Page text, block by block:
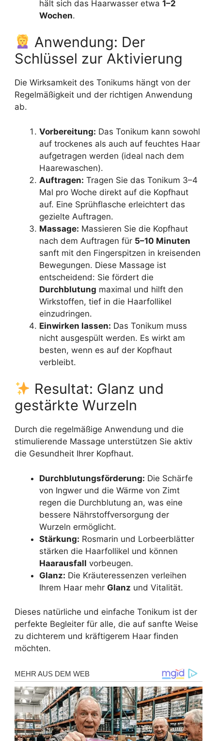
hält sich das Haarwasser etwa 1–2
Wochen.
Anwendung: Der
Schlüssel zur Aktivierung
Die Wirksamkeit des Tonikums hängt von der
Regelmäßigkeit und der richtigen Anwendung
ab.
Vorbereitung: Das Tonikum kann sowohl
auf trockenes als auch auf feuchtes Haar
aufgetragen werden (ideal nach dem
Haarewaschen).
Auftragen: Tragen Sie das Tonikum 3–4
Mal pro Woche direkt auf die Kopfhaut
auf. Eine Sprühflasche erleichtert das
gezielte Auftragen.
Massage: Massieren Sie die Kopfhaut
nach dem Auftragen für 5–10 Minuten
sanft mit den Fingerspitzen in kreisenden
Bewegungen. Diese Massage ist
entscheidend: Sie fördert die
Durchblutung maximal und hilft den
Wirkstoffen, tief in die Haarfollikel
einzudringen.
Einwirken lassen: Das Tonikum muss
nicht ausgespült werden. Es wirkt am
besten, wenn es auf der Kopfhaut
verbleibt.
Resultat: Glanz und
gestärkte Wurzeln
Durch die regelmäßige Anwendung und die
stimulierende Massage unterstützen Sie aktiv
die Gesundheit Ihrer Kopfhaut.
Durchblutungsförderung: Die Schärfe
von Ingwer und die Wärme von Zimt
regen die Durchblutung an, was eine
bessere Nährstoffversorgung der
Wurzeln ermöglicht.
Stärkung: Rosmarin und Lorbeerblätter
stärken die Haarfollikel und können
Haarausfall vorbeugen.
Glanz: Die Kräuteressenzen verleihen
Ihrem Haar mehr Glanz und Vitalität.
Dieses natürliche und einfache Tonikum ist der
perfekte Begleiter für alle, die auf sanfte Weise
zu dichterem und kräftigerem Haar finden
möchten.